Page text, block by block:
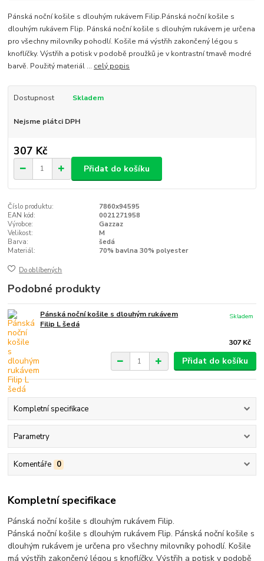
Pánská noční košile s dlouhým rukávem Filip.Pánská noční košile s
dlouhým rukávem Flip. Pánská noční košile s dlouhým rukávem je určena
pro všechny milovníky pohodlí. Košile má výstřih zakončený légou s
knoflíčky. Výstřih a potisk v podobě proužků je v kontrastní tmavě modré
barvě. Použitý materiál ... celý popis
Dostupnost Skladem
Nejsme plátci DPH
307 Kč
Přidat do košíku
Číslo produktu:
7860x94595
EAN kód:
0021271958
Výrobce:
Gazzaz
Velikost:
M
Barva:
šedá
Materiál:
70% bavlna 30% polyester
Do oblíbených
Podobné produkty
Pánská noční košile s dlouhým rukávem
Filip L šedá
307 Kč
Skladem
Přidat do košíku
Kompletní specifikace
Parametry
Komentáře 0
Kompletní specifikace
Pánská noční košile s dlouhým rukávem Filip.
Pánská noční košile s dlouhým rukávem Flip. Pánská noční košile s
dlouhým rukávem je určena pro všechny milovníky pohodlí. Košile
má výstřih zakončený légou s knoflíčky. Výstřih a potisk v podobě